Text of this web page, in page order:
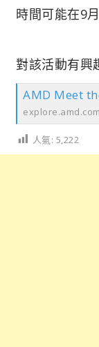
時間可能在9
對該活動有興
AMD Meet the Experts – An
explore.amd.com
人氣: 5,222